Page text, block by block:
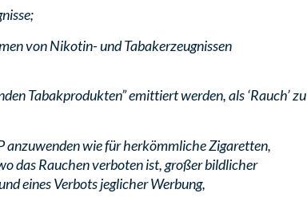
von Nikotin- und Tabakerzeugnissen
Tabakprodukten” emittiert werden, als ‘Rauch’ zu
anzuwenden wie für herkömmliche Zigaretten,
das Rauchen verboten ist, großer bildlicher
eines Verbots jeglicher Werbung,